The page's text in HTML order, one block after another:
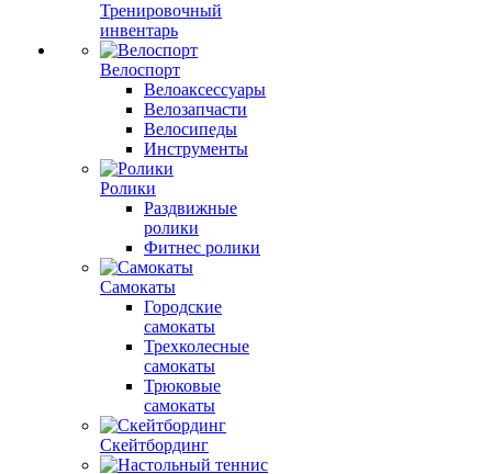
Тренировочный
инвентарь
Велоспорт
Велоаксессуары
Велозапчасти
Велосипеды
Инструменты
Ролики
Раздвижные
ролики
Фитнес ролики
Самокаты
Городские
самокаты
Трехколесные
самокаты
Трюковые
самокаты
Скейтбординг